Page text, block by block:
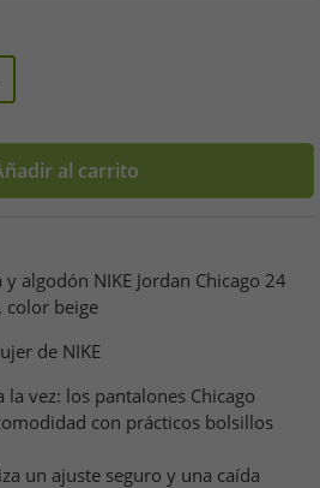
al carrito
algodón NIKE Jordan Chicago 24
color beige
de NIKE
la vez: los pantalones Chicago
con prácticos bolsillos
un ajuste seguro y una caída